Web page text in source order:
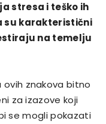
stresa i teško ih
su karakteristični
na temelju
znakova bitno
za izazove koji
se mogli pokazati